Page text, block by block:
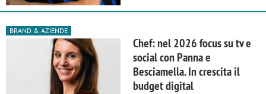
BRAND & AZIENDE
Chef: nel 2026 focus su tv e
social con Panna e
Besciamella. In crescita il
budget digital